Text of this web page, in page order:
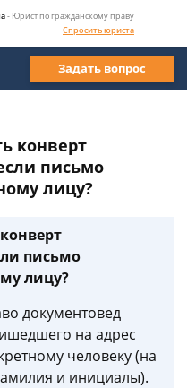
- Юрист по гражданскому праву
Спросить юриста
Задать вопрос
конверт
письмо
лицу?
письмо
лицу?
документовед
на адрес
человеку (на
и инициалы).